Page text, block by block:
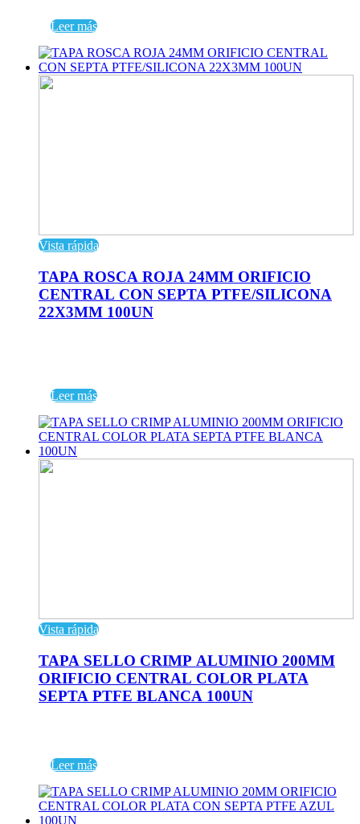
Leer más
Vista rápida
TAPA ROSCA ROJA 24MM ORIFICIO
CENTRAL CON SEPTA PTFE/SILICONA
22X3MM 100UN
Leer más
Vista rápida
TAPA SELLO CRIMP ALUMINIO 200MM
ORIFICIO CENTRAL COLOR PLATA
SEPTA PTFE BLANCA 100UN
Leer más